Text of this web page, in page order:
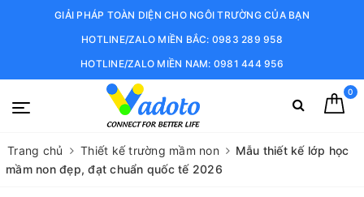
GIẢI PHÁP TOÀN DIỆN CHO NGÔI TRƯỜNG CỦA BẠN
HOTLINE/ZALO MIỀN BẮC: 0983 289 958
HOTLINE/ZALO MIỀN NAM: 0981 444 956
0
Trang chủ Thiết kế trường mầm non
Mẫu thiết kế lớp học
mầm non đẹp, đạt chuẩn quốc tế 2026